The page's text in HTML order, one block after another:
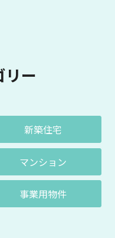
リー
新築住宅
マンション
事業用物件